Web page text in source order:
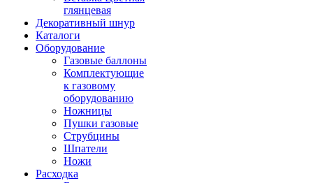
глянцевая
Декоративный шнур
Каталоги
Оборудование
Газовые баллоны
Комплектующие
к газовому
оборудованию
Ножницы
Пушки газовые
Струбцины
Шпатели
Ножи
Расходка